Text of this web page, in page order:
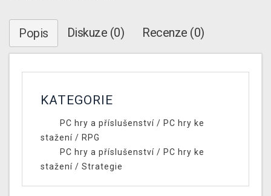
Popis Diskuze (0) Recenze (0)
KATEGORIE
PC hry a příslušenství/ PC hry ke
stažení / RPG
PC hry a příslušenství/ PC hry ke
stažení / Strategie